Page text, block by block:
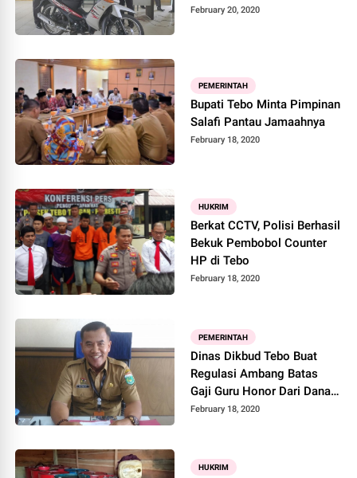
February 20, 2020
PEMERINTAH
Bupati Tebo Minta Pimpinan
Salafi Pantau Jamaahnya
February 18, 2020
HUKRIM
Berkat CCTV, Polisi Berhasil
Bekuk Pembobol Counter
HP di Tebo
February 18, 2020
PEMERINTAH
Dinas Dikbud Tebo Buat
Regulasi Ambang Batas
Gaji Guru Honor Dari Dana
BOS
February 18, 2020
HUKRIM